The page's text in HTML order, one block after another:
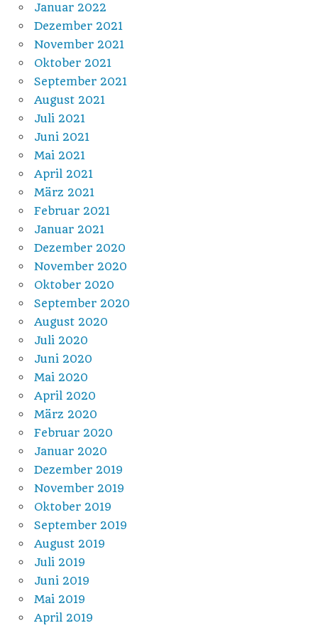
Januar 2022
Dezember 2021
November 2021
Oktober 2021
September 2021
August 2021
Juli 2021
Juni 2021
Mai 2021
April 2021
März 2021
Februar 2021
Januar 2021
Dezember 2020
November 2020
Oktober 2020
September 2020
August 2020
Juli 2020
Juni 2020
Mai 2020
April 2020
März 2020
Februar 2020
Januar 2020
Dezember 2019
November 2019
Oktober 2019
September 2019
August 2019
Juli 2019
Juni 2019
Mai 2019
April 2019